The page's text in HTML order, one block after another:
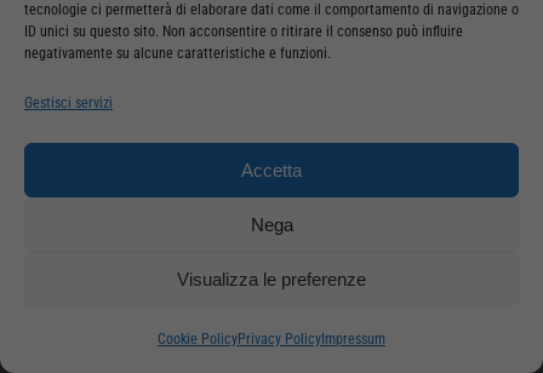
tecnologie ci permetterà di elaborare dati come il comportamento di navigazione o
ID unici su questo sito. Non acconsentire o ritirare il consenso può influire
negativamente su alcune caratteristiche e funzioni.
Gestisci servizi
Accetta
Nega
Visualizza le preferenze
Cookie PolicyPrivacy Policy Impressum
RUOTA HUSQVARNA 590217301